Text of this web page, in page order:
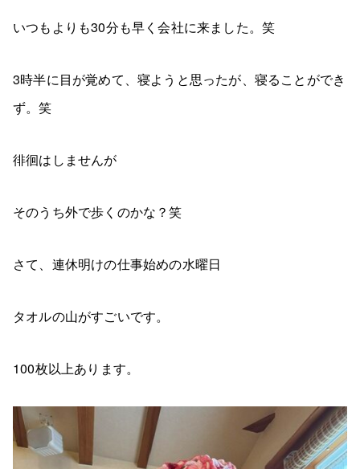
いつもよりも30分も早く会社に来ました。笑
3時半に目が覚めて、寝ようと思ったが、寝ることができ
ず。笑
徘徊はしませんが
そのうち外で歩くのかな？笑
さて、連休明けの仕事始めの水曜日
タオルの山がすごいです。
100枚以上あります。